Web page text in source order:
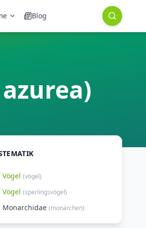
Blog
Vögel (vögel)
Vögel (sperlingsvögel)
Monarchidae (monarchen)